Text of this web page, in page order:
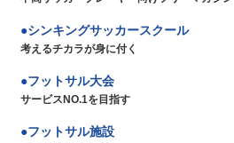
シンキングサッカースクール
考えるチカラが身に付く
フットサル大会
サービスNO.1を目指す
フットサル施設